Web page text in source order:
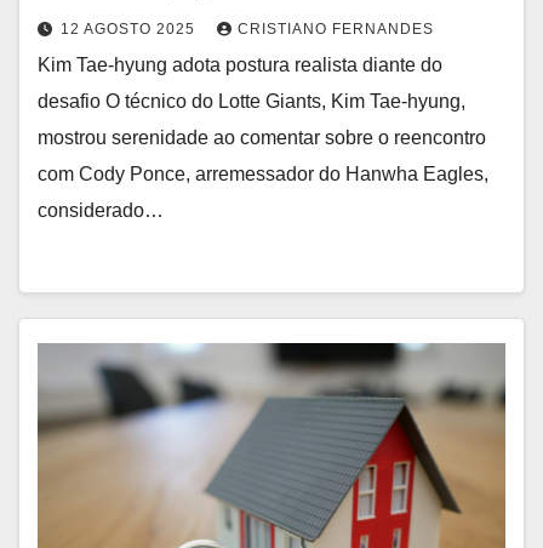
12 AGOSTO 2025 CRISTIANO FERNANDES
Kim Tae-hyung adota postura realista diante do
desafio O técnico do Lotte Giants, Kim Tae-hyung,
mostrou serenidade ao comentar sobre o reencontro
com Cody Ponce, arremessador do Hanwha Eagles,
considerado…